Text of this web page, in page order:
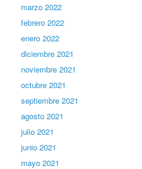
marzo 2022
febrero 2022
enero 2022
diciembre 2021
noviembre 2021
octubre 2021
septiembre 2021
agosto 2021
julio 2021
junio 2021
mayo 2021